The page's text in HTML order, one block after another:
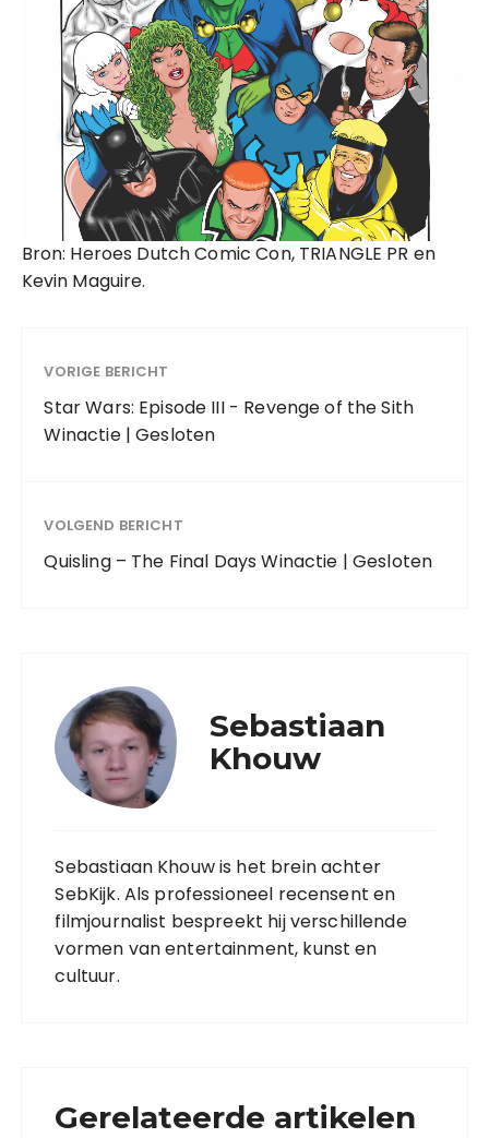
Bron: Heroes Dutch Comic Con, TRIANGLE PR en
Kevin Maguire.
VORIGE BERICHT
Star Wars: Episode III - Revenge of the Sith
Winactie | Gesloten
VOLGEND BERICHT
Quisling – The Final Days Winactie | Gesloten
Sebastiaan
Khouw
Sebastiaan Khouw is het brein achter
SebKijk. Als professioneel recensent en
filmjournalist bespreekt hij verschillende
vormen van entertainment, kunst en
cultuur.
Gerelateerde artikelen